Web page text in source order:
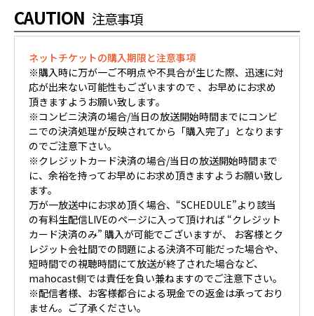
CAUTION 注意事項
ネットチケットの購入期限と注意事項
※購入時に万が一ご不明点や不具合が生じた際、迅速に対
応が出来ない可能性もございますので 、お早めにお求め
頂きますようお願い致します。
※コンビニ決済の場合/当日の放送開始時間までにコンビ
ニでの決済処理が反映されてから「購入完了」となります
のでご注意下さい。
※クレジットカード決済の場合/当日の放送開始時間まで
に、余裕を持ってお早めにお求め頂きますようお願い致し
ます。
万が一放送中にお求め頂く場合、“SCHEDULE”より該当
の有料生配信LIVEのページに入って頂ければ “クレジット
カード決済のみ” 購入が可能でございますが、 お客様とク
レジット会社間での問題による決済不可能だった場合や、
短時間での視聴時間にて放送が終了された場合など、
mahocast側では責任を負い兼ねますのでご注意下さい。
※配信者様、お客様都合による現金での返金は承っており
ません。ご了承ください。